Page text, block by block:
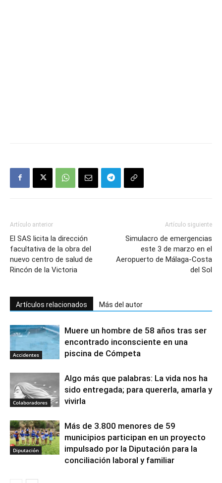
Artículo anterior
El SAS licita la dirección
facultativa de la obra del
nuevo centro de salud de
Rincón de la Victoria
Artículo siguiente
Simulacro de emergencias
este 3 de marzo en el
Aeropuerto de Málaga-Costa
del Sol
Artículos relacionados Más del autor
Accidentes
Muere un hombre de 58 años tras ser
encontrado inconsciente en una
piscina de Cómpeta
Colaboradores
Algo más que palabras: La vida nos ha
sido entregada; para quererla, amarla y
vivirla
Diputación
Más de 3.800 menores de 59
municipios participan en un proyecto
impulsado por la Diputación para la
conciliación laboral y familiar